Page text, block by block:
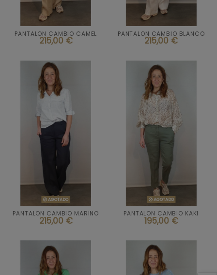
PANTALON CAMBIO CAMEL
215,00 €
Talla
42
 Añadir al carrito PANTALON CAMBIO BLANCO
215,00 €
Talla
36
 Añadir al carrito
AGOTADO
PANTALON CAMBIO MARINO
215,00 €
 AGOTADO AGOTADO
PANTALON CAMBIO KAKI
195,00 €
 AGOTADO